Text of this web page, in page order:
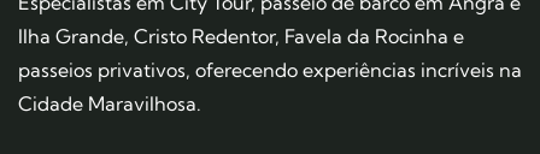
Ilha Grande, Cristo Redentor, Favela da Rocinha e
passeios privativos, oferecendo experiências incríveis na
Cidade Maravilhosa.